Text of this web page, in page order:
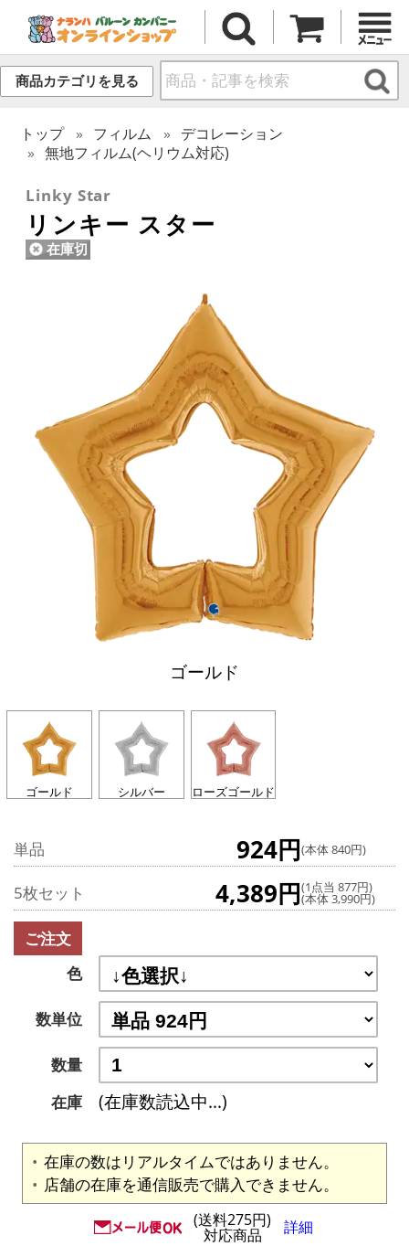
商品カテゴリを見る
トップ フィルム
デコレーション
無地フィルム(ヘリウム対応)
Linky Star
リンキー スター
在庫切
ゴールド
ゴールド シルバー ローズゴールド
単品 924円(本体 840円)
5枚セット 4,389円(1点当 877円)
(本体 3,990円)
ご注文
色
数単位
数量
在庫
(在庫数読込中...)
在庫の数はリアルタイムではありません。
店舗の在庫を通信販売で購入できません。
(送料275円)
対応商品 詳細